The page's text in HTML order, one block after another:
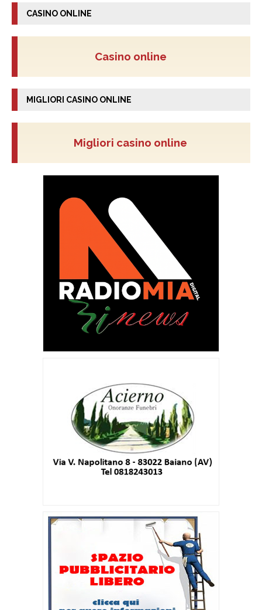
CASINO ONLINE
Casino online
MIGLIORI CASINO ONLINE
Migliori casino online